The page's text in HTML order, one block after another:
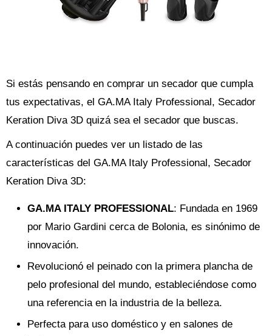
Si estás pensando en comprar un secador que cumpla
tus expectativas, el GA.MA Italy Professional, Secador
Keration Diva 3D quizá sea el secador que buscas.
A continuación puedes ver un listado de las
características del GA.MA Italy Professional, Secador
Keration Diva 3D:
GA.MA ITALY PROFESSIONAL: Fundada en 1969
por Mario Gardini cerca de Bolonia, es sinónimo de
innovación.
Revolucionó el peinado con la primera plancha de
pelo profesional del mundo, estableciéndose como
una referencia en la industria de la belleza.
Perfecta para uso doméstico y en salones de